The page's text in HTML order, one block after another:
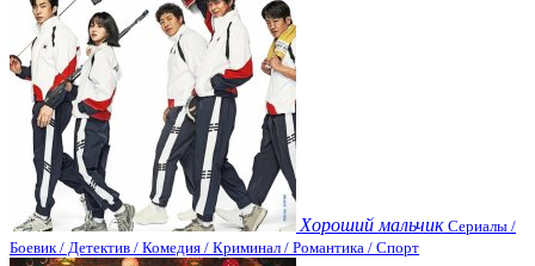
Хороший мальчик Сериалы /
Боевик / Детектив / Комедия / Криминал / Романтика / Спорт